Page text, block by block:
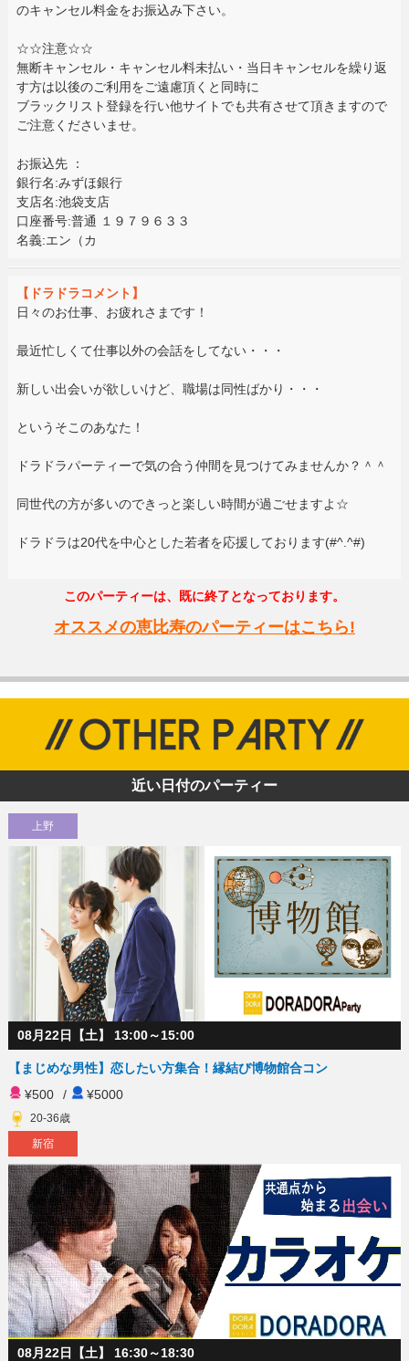
のキャンセル料金をお振込み下さい。
☆☆注意☆☆
無断キャンセル・キャンセル料未払い・当日キャンセルを繰り返
す方は以後のご利用をご遠慮頂くと同時に
ブラックリスト登録を行い他サイトでも共有させて頂きますので
ご注意くださいませ。
お振込先 ：
銀行名:みずほ銀行
支店名:池袋支店
口座番号:普通 １９７９６３３
名義:エン（カ
【ドラドラコメント】
日々のお仕事、お疲れさまです！
最近忙しくて仕事以外の会話をしてない・・・
新しい出会いが欲しいけど、職場は同性ばかり・・・
というそこのあなた！
ドラドラパーティーで気の合う仲間を見つけてみませんか？＾＾
同世代の方が多いのできっと楽しい時間が過ごせますよ☆
ドラドラは20代を中心とした若者を応援しております(#^.^#)
このパーティーは、既に終了となっております。
オススメの恵比寿のパーティーはこちら!
近い日付のパーティー
上野
08月22日【土】 13:00～15:00
【まじめな男性】恋したい方集合！縁結び博物館合コン
¥500
/ ¥5000
20-36歳
新宿
08月22日【土】 16:30～18:30